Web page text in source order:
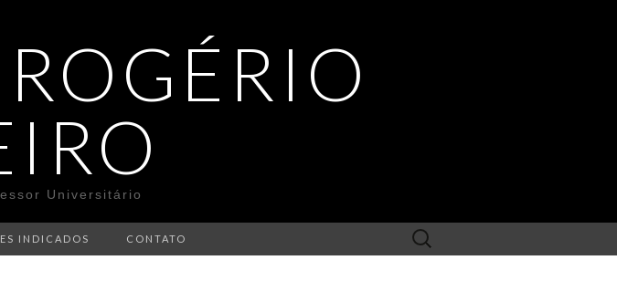
Universitário
INDICADOS CONTATO
Search
for: